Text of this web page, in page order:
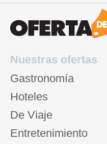
Nuestras ofertas
Gastronomía
Hoteles
De Viaje
Entretenimiento